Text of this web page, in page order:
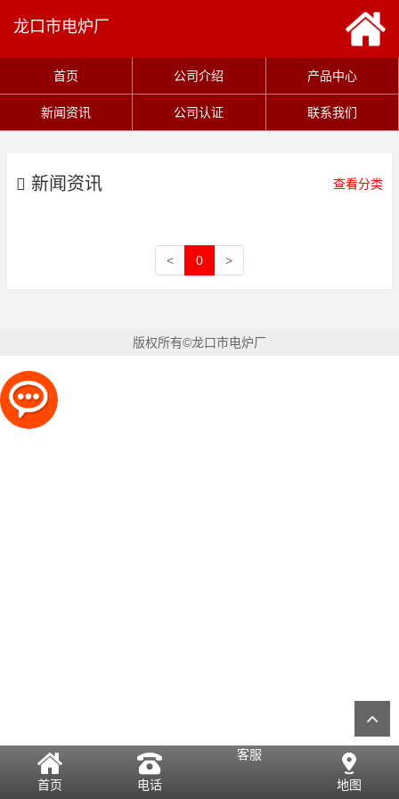
龙口市电炉厂
首页 公司介绍 产品中心
新闻资讯 公司认证 联系我们
新闻资讯 查看分类
< 0 >
版权所有©龙口市电炉厂
首页 电话
客服
地图